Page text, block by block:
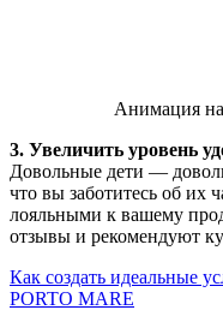
Анимация
3. Увеличить уровень
Довольные дети —
что вы заботитесь об их
лояльными к вашему
отзывы и рекомендуют
Как создать идеальные
PORTO MARE